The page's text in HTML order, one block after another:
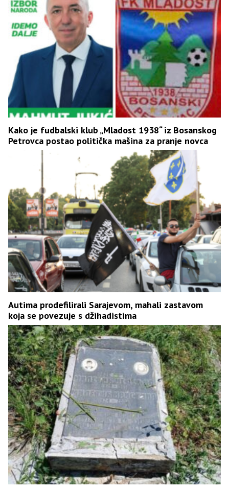
Kako je fudbalski klub „Mladost 1938“ iz Bosanskog
Petrovca postao politička mašina za pranje novca
Autima prodefilirali Sarajevom, mahali zastavom
koja se povezuje s džihadistima